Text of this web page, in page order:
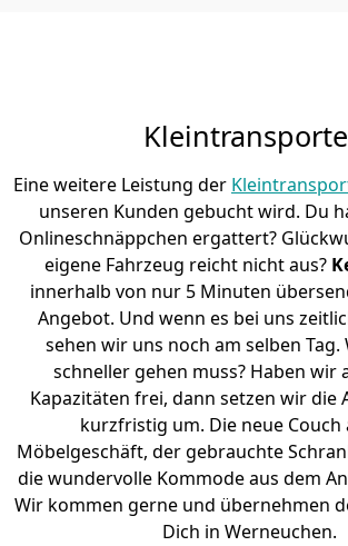
Eine weitere Leistung der
unseren Kunden gebucht wird. Du
Onlineschnäppchen ergattert?
eigene Fahrzeug reicht nicht aus?
innerhalb von nur 5 Minuten
Angebot. Und wenn es bei uns
sehen wir uns noch am selben Tag.
schneller gehen muss? Haben wir
Kapazitäten frei, dann setzen wir die
kurzfristig um. Die neue Couch
Möbelgeschäft, der gebrauchte
die wundervolle Kommode aus dem
Wir kommen gerne und übernehmen
Dich in Werneuchen.